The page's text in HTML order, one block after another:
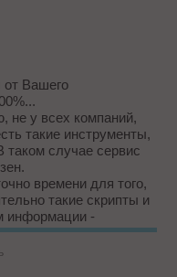
Вашего
не у всех компаний,
такие инструменты,
случае сервис
времени для того,
такие скрипты и
информации -